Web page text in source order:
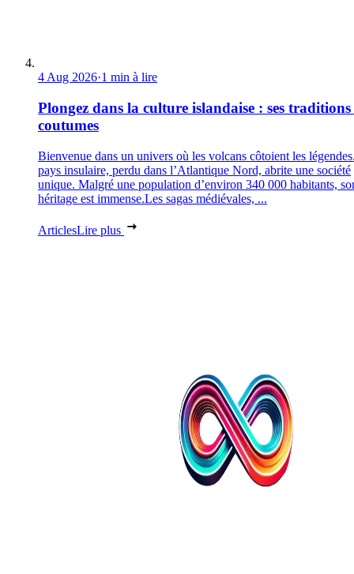
4 Aug 2026·1 min à lire
Plongez dans la culture islandaise : ses traditions
coutumes
Bienvenue dans un univers où les volcans côtoient les
pays insulaire, perdu dans l’Atlantique Nord, abrite une société
unique. Malgré une population d’environ 340 000 habitants,
héritage est immense.Les sagas médiévales, ...
ArticlesLire plus